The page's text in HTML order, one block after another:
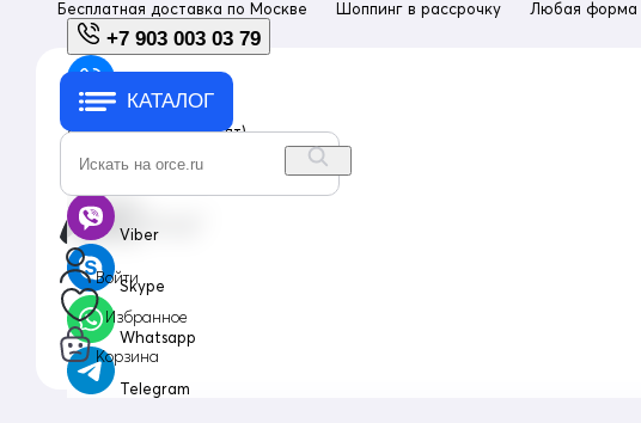
Бесплатная доставка по Москве Шоппинг в рассрочку Любая форма
+7 903 003 03 79
+7 903 003 03 79
с 10:00 до 18:00 (пн-пт)
Viber
Skype
Whatsapp
Telegram
КАТАЛОГ
Войти
Избранное
Корзина